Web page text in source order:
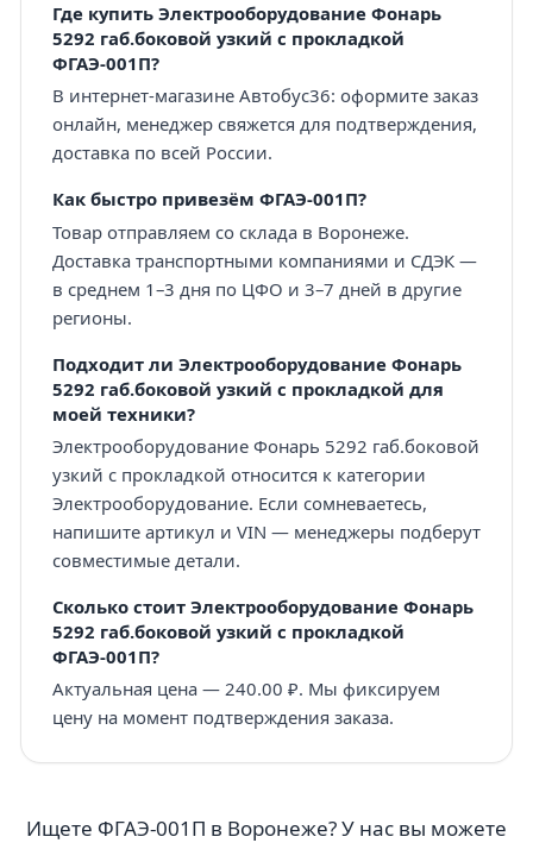
Где купить Электрооборудование Фонарь
5292 габ.боковой узкий с прокладкой
ФГАЭ-001П?
В интернет-магазине Автобус36: оформите заказ
онлайн, менеджер свяжется для подтверждения,
доставка по всей России.
Как быстро привезём ФГАЭ-001П?
Товар отправляем со склада в Воронеже.
Доставка транспортными компаниями и СДЭК —
в среднем 1–3 дня по ЦФО и 3–7 дней в другие
регионы.
Подходит ли Электрооборудование Фонарь
5292 габ.боковой узкий с прокладкой для
моей техники?
Электрооборудование Фонарь 5292 габ.боковой
узкий с прокладкой относится к категории
Электрооборудование. Если сомневаетесь,
напишите артикул и VIN — менеджеры подберут
совместимые детали.
Сколько стоит Электрооборудование Фонарь
5292 габ.боковой узкий с прокладкой
ФГАЭ-001П?
Актуальная цена — 240.00 ₽. Мы фиксируем
цену на момент подтверждения заказа.
Ищете ФГАЭ-001П в Воронеже? У нас вы можете